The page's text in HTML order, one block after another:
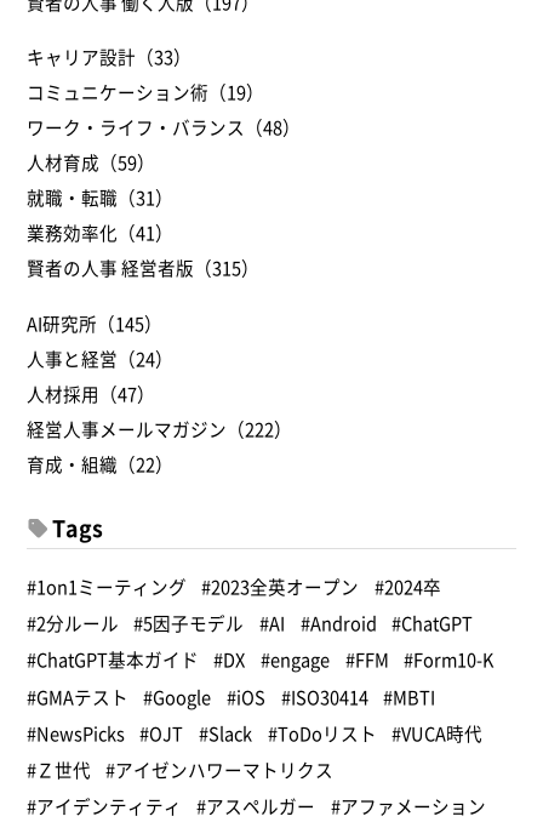
キャリア設計（33）
コミュニケーション術（19）
ワーク・ライフ・バランス（48）
人材育成（59）
就職・転職（31）
業務効率化（41）
賢者の人事 経営者版（315）
AI研究所（145）
人事と経営（24）
人材採用（47）
経営人事メールマガジン（222）
育成・組織（22）
Tags
#1on1ミーティング #2023全英オープン
#2024卒
#2分ルール
#5因子モデル #AI #Android #ChatGPT
#ChatGPT基本ガイド
#DX #engage #FFM #Form10-K
#GMAテスト
#Google #iOS #ISO30414 #MBTI
#NewsPicks #OJT #Slack #ToDoリスト
#VUCA時代
#Ｚ世代
#アイゼンハワーマトリクス
#アイデンティティ
#アスペルガー
#アファメーション